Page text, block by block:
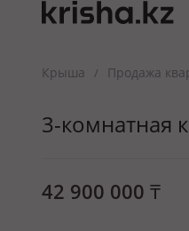
Крыша / Продажа
3-комнатная
42 900 000 ₸